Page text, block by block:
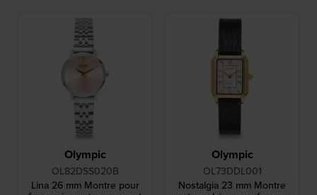
Olympic
OL82DSS020B
Lina 26 mm Montre pour
Olympic
OL73DDL001
Nostalgia 23 mm Montre